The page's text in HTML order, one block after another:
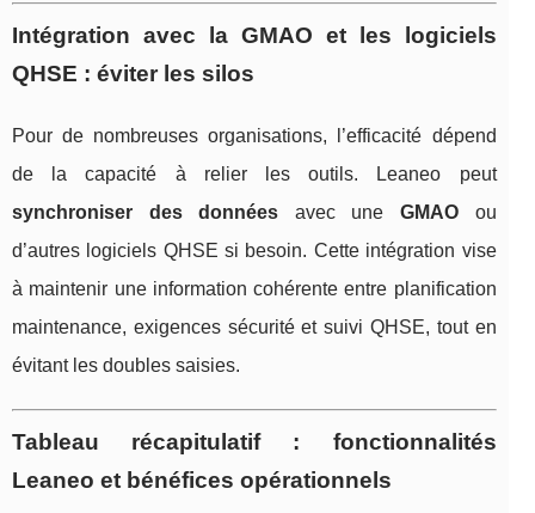
Intégration avec la GMAO et les logiciels
QHSE : éviter les silos
Pour de nombreuses organisations, l’efficacité dépend
de la capacité à relier les outils. Leaneo peut
synchroniser des données avec une GMAO ou
d’autres logiciels QHSE si besoin. Cette intégration vise
à maintenir une information cohérente entre planification
maintenance, exigences sécurité et suivi QHSE, tout en
évitant les doubles saisies.
Tableau récapitulatif : fonctionnalités
Leaneo et bénéfices opérationnels